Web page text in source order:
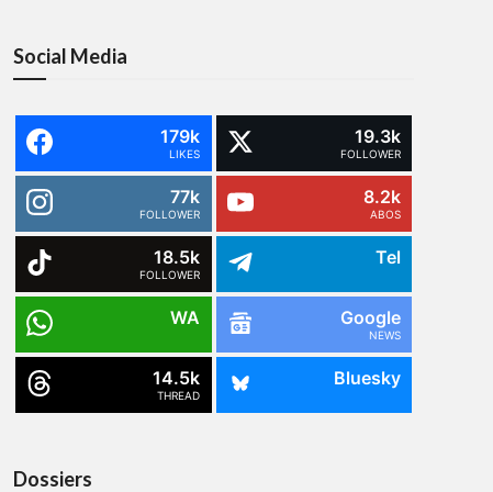
Social Media
179k
LIKES
19.3k
FOLLOWER
77k
FOLLOWER
8.2k
ABOS
18.5k
FOLLOWER
Tel
WA Google
NEWS
14.5k
THREAD
Bluesky
Dossiers